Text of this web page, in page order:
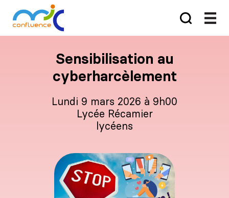
Sensibilisation au
cyberharcèlement
lundi 9 mars 2026 à 9h00
Lycée Récamier
lycéens